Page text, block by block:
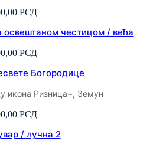
РСД
честицом / већа
РСД
Богородице
икона Ризница+, Земун
РСД
/ лучна 2